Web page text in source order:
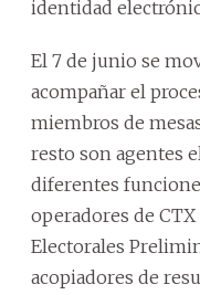
identidad
El 7 de junio se
acompañar el
miembros de
resto son agentes
diferentes
operadores de
Electorales
acopiadores de